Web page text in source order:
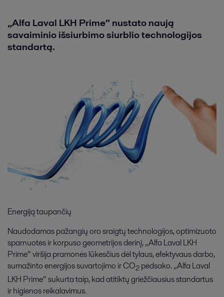
„Alfa Laval LKH Prime“ nustato naują
savaiminio išsiurbimo siurblio technologijos
standartą.
Energiją taupančių
Naudodamas pažangių oro sraigtų technologijos, optimizuoto
sparnuotės ir korpuso geometrijos derinį, „Alfa Laval LKH
Prime“ viršija pramonės lūkesčius dėl tylaus, efektyvaus darbo,
sumažinto energijos suvartojimo ir CO2 pėdsako. „Alfa Laval
LKH Prime“ sukurta taip, kad atitiktų griežčiausius standartus
ir higienos reikalavimus.